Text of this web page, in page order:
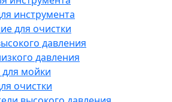
инструмента
для очистки
давления
давления
для мойки
очистки